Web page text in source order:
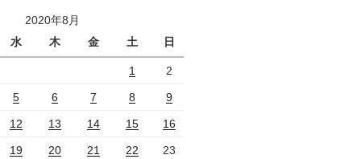
2020年8月
水 木 金 土 日
1 2
5 6 7 8 9
12 13 14 15 16
19 20 21 22 23